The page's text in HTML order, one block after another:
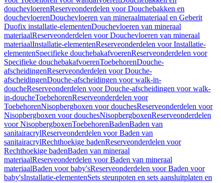
douchevloerenReserveonderdelen voor Douchebakken en
douchevloerenDouchevloeren van mineraalmateriaal en Geberit
Duofix installatie-elementenDouchevloeren van mineraal
materiaalReserveonderdelen voor Douchevloeren van mineraal
materiaalInstallatie-elementenReserveonderdelen voor Installatie-
elementenSpecifieke douchebakafvoerenReserveonderdelen voor
Specifieke douchebakafvoerenToebehorenDouche-
afscheidingenReserveonderdelen voor Douche-
afscheidingenDouche-afscheidingen voor walk-in-
doucheReserveonderdelen voor Douche-afscheidingen voor walk-
in-doucheToebehorenReserveonderdelen voor
ToebehorenNisopbergboxen voor douchesReserveonderdelen voor
Nisopbergboxen voor douchesNisopbergboxenReserveonderdelen
voor NisopbergboxenToebehorenBadenBaden van
sanitairacrylReserveonderdelen voor Baden van
sanitairacrylRechthoekige badenReserveonderdelen voor
Rechthoekige badenBaden van mineraal
materiaalReserveonderdelen voor Baden van mineraal
materiaalBaden voor baby'sReserveonderdelen voor Baden voor
baby'sInstallatie-elementenSets steunpoten en sets aansluitplaten en